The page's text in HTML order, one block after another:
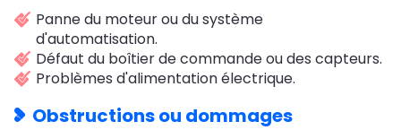
Panne du moteur ou du système
d'automatisation.
Défaut du boîtier de commande ou des capteurs.
Problèmes d'alimentation électrique.
Obstructions ou dommages